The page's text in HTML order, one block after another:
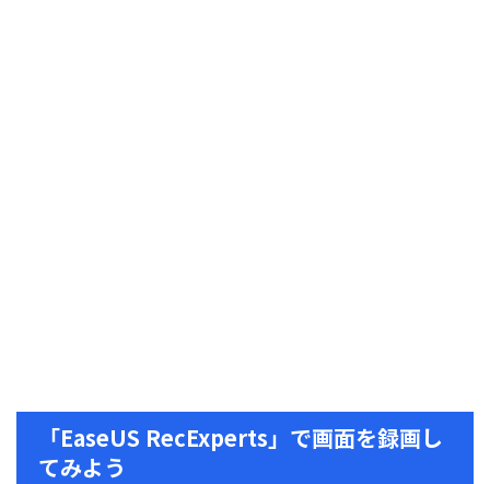
「EaseUS RecExperts」で画面を録画し
てみよう